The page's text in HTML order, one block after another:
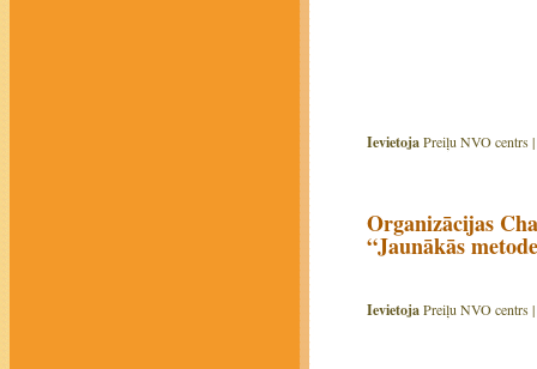
IevietojaPreiļu NVO centrs |
Organizācijas
“Jaunākās
IevietojaPreiļu NVO centrs |